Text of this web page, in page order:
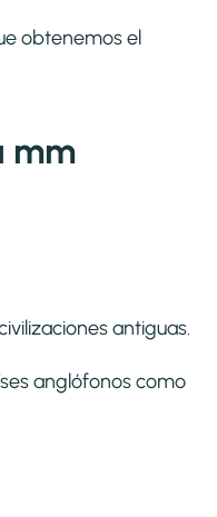
obtenemos el
mm
antiguas.
anglófonos como